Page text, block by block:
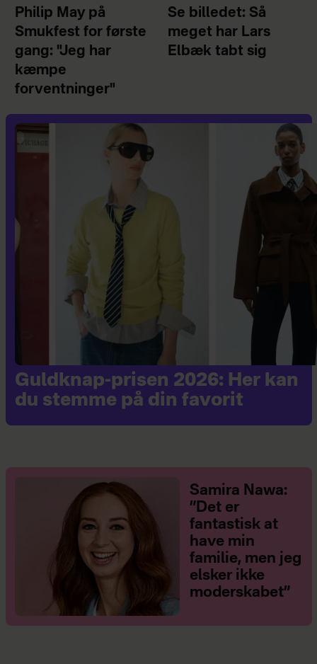
Philip May på
Smukfest for første
gang: "Jeg har
kæmpe
forventninger"
Se billedet: Så
meget har Lars
Elbæk tabt sig
Guldknap-prisen 2026: Her kan
du stemme på din favorit
Samira Nawa:
”Det er
fantastisk at
have min
familie, men jeg
elsker ikke
moderskabet”